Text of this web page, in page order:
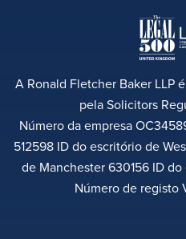
A Ronald Fletcher Baker LLP
pela Solicitors
Número da empresa
512598 ID do escritório de
de Manchester 630156 ID
Número de registo